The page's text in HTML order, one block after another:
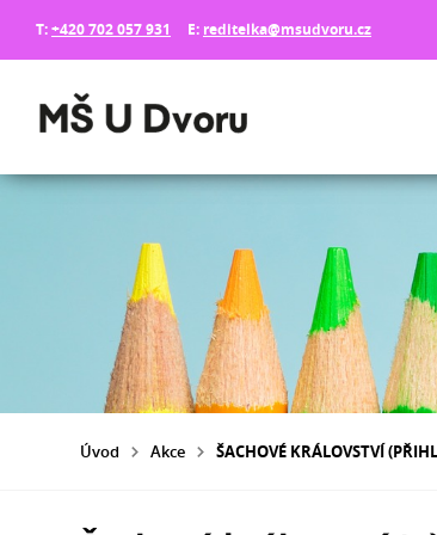
T:+420 702 057 931 E: reditelka@msudvoru.cz
Úvod Akce ŠACHOVÉ KRÁLOVSTVÍ